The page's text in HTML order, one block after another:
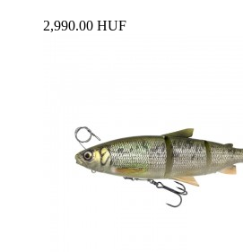
2,990.00 HUF